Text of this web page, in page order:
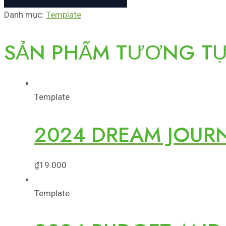
Danh mục: Template
SẢN PHẨM TƯƠNG
Template
2024 DREAM
₫19.000
Template